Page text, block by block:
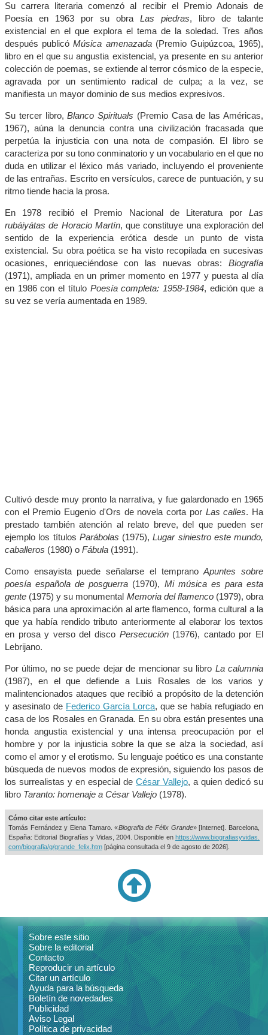
Su carrera literaria comenzó al recibir el Premio Adonais de
Poesía en 1963 por su obra Las piedras, libro de talante
existencial en el que explora el tema de la soledad. Tres años
después publicóMúsica amenazada(Premio Guipúzcoa, 1965),
libro en el que su angustia existencial, ya presente en su anterior
colección de poemas, se extiende al terror cósmico de la especie,
agravada por un sentimiento radical de culpa; a la vez, se
manifiesta un mayor dominio de sus medios expresivos.
Su tercer libro,Blanco Spirituals (Premio Casa de las Américas,
1967), aúna la denuncia contra una civilización fracasada que
perpetúa la injusticia con una nota de compasión. El libro se
caracteriza por su tono conminatorio y un vocabulario en el que no
duda en utilizar el léxico más variado, incluyendo el proveniente
de las entrañas. Escrito en versículos, carece de puntuación, y su
ritmo tiende hacia la prosa.
En 1978 recibió el Premio Nacional de Literatura por Las
rubáiyátas de Horacio Martín, que constituye una exploración del
sentido de la experiencia erótica desde un punto de vista
existencial. Su obra poética se ha visto recopilada en sucesivas
ocasiones, enriqueciéndose con las nuevas obras: Biografía
(1971), ampliada en un primer momento en 1977 y puesta al día
en 1986 con el título Poesía completa: 1958-1984, edición que a
su vez se vería aumentada en 1989.
Cultivó desde muy pronto la narrativa, y fue galardonado en 1965
con el Premio Eugenio d'Ors de novela corta por Las calles. Ha
prestado también atención al relato breve, del que pueden ser
ejemplo los títulos Parábolas (1975),Lugar siniestro este mundo,
caballeros (1980) o Fábula (1991).
Como ensayista puede señalarse el tempranoApuntes sobre
poesía española de posguerra (1970), Mi música es para esta
gente (1975) y su monumental Memoria del flamenco(1979), obra
básica para una aproximación al arte flamenco, forma cultural a la
que ya había rendido tributo anteriormente al elaborar los textos
en prosa y verso del disco Persecución(1976), cantado por El
Lebrijano.
Por último, no se puede dejar de mencionar su libro La calumnia
(1987), en el que defiende a Luis Rosales de los varios y
malintencionados ataques que recibió a propósito de la detención
y asesinato de Federico García Lorca, que se había refugiado en
casa de los Rosales en Granada. En su obra están presentes una
honda angustia existencial y una intensa preocupación por el
hombre y por la injusticia sobre la que se alza la sociedad, así
como el amor y el erotismo. Su lenguaje poético es una constante
búsqueda de nuevos modos de expresión, siguiendo los pasos de
los surrealistas y en especial de César Vallejo, a quien dedicó su
libro Taranto: homenaje a César Vallejo (1978).
Cómo citar este artículo:
Tomás Fernández y Elena Tamaro. «Biografia de Félix Grande» [Internet]. Barcelona,
España: Editorial Biografías y Vidas, 2004. Disponible en https://www.biografiasyvidas.
com/biografia/g/grande_felix.htm [página consultada el 9 de agosto de 2026].
Sobre este sitio
Sobre la editorial
Contacto
Reproducir un artículo
Citar un artículo
Ayuda para la búsqueda
Boletín de novedades
Publicidad
Aviso Legal
Política de privacidad